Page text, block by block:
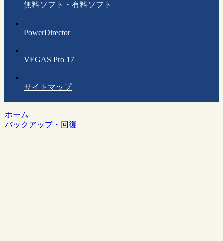
無料ソフト・有料ソフト
PowerDirector
VEGAS Pro 17
サイトマップ
ホーム
バックアップ・回復